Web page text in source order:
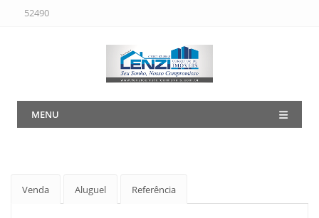
52490
MENU
Venda Aluguel Referência